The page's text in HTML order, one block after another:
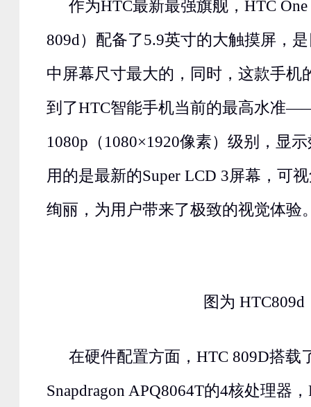
作为HTC最新最强旗舰，HTC
809d）配备了5.9英寸的大触摸屏，
中屏幕尺寸最大的，同时，这款手机
到了HTC智能手机当前的最高水准
1080p（1080×1920像素）级别，显
用的是最新的Super LCD 3屏幕，可
绚丽，为用户带来了极致的视觉体验
图为 HTC809d
在硬件配置方面，HTC 809D搭载
Snapdragon APQ8064T的4核处理器